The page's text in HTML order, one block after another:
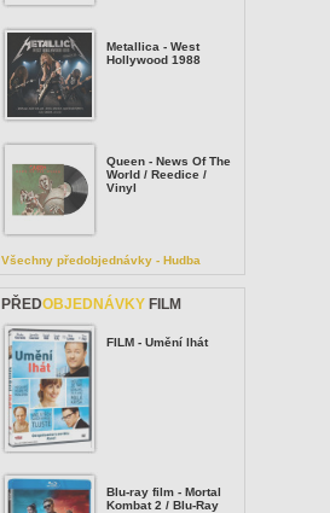
Metallica - West
Hollywood 1988
Queen - News Of The
World / Reedice /
Vinyl
Všechny předobjednávky - Hudba
PŘEDOBJEDNÁVKY FILM
FILM - Umění lhát
Blu-ray film - Mortal
Kombat 2 / Blu-Ray